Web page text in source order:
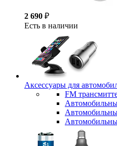
2 690 ₽
Есть в наличии
Аксессуары для
FM